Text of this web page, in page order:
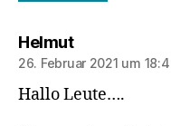
Helmutsagt:
26. Februar 2021 um
Hallo Leute….